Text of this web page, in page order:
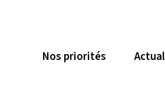
Nos priorités